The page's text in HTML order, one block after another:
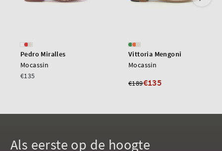
Pedro Miralles
Mocassin
€135
Vittoria Mengoni
Mocassin
€189€135
Als eerste op de hoogte